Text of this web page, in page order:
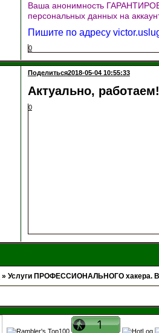
Ваша анонимность
персональных данных на
Пишите по адресу
0
Поделиться2018-05-04 10:55:33
Актуально,
0
» Услуги ПРОФЕССИОНАЛЬНОГО хакера.